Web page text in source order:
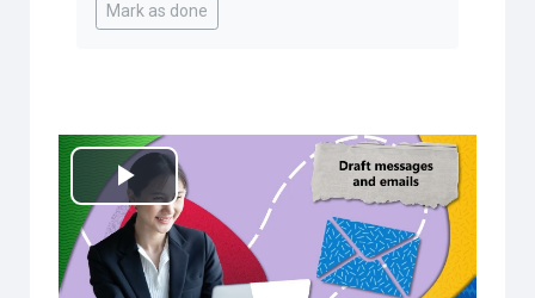
Mark as done
Play
Video